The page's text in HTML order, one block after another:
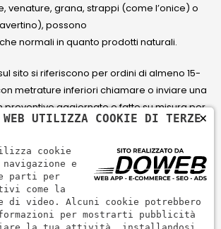
venature, grana, strappi (come l’onice) o
possono
normali in quanto prodotti naturali.
sito si riferiscono per ordini di almeno 15-
metrature inferiori chiamare o inviare una
preventivo aggiornato e fatto su misura per
credito Visa, Visa Electron, Maestro,
il circuito PayPal. PayPal serve per pagare,
pagamenti in modo rapido,
×
WEB UTILIZZA COOKIE DI TERZE
cookie
e
parti per
come la
di video. Alcuni cookie potrebbero
per mostrarti pubblicità